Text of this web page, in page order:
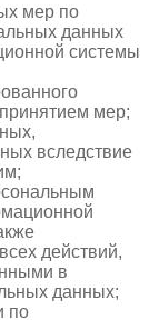
мер по
данных
системы
мер;
вследствие
действий,
в
данных;
по